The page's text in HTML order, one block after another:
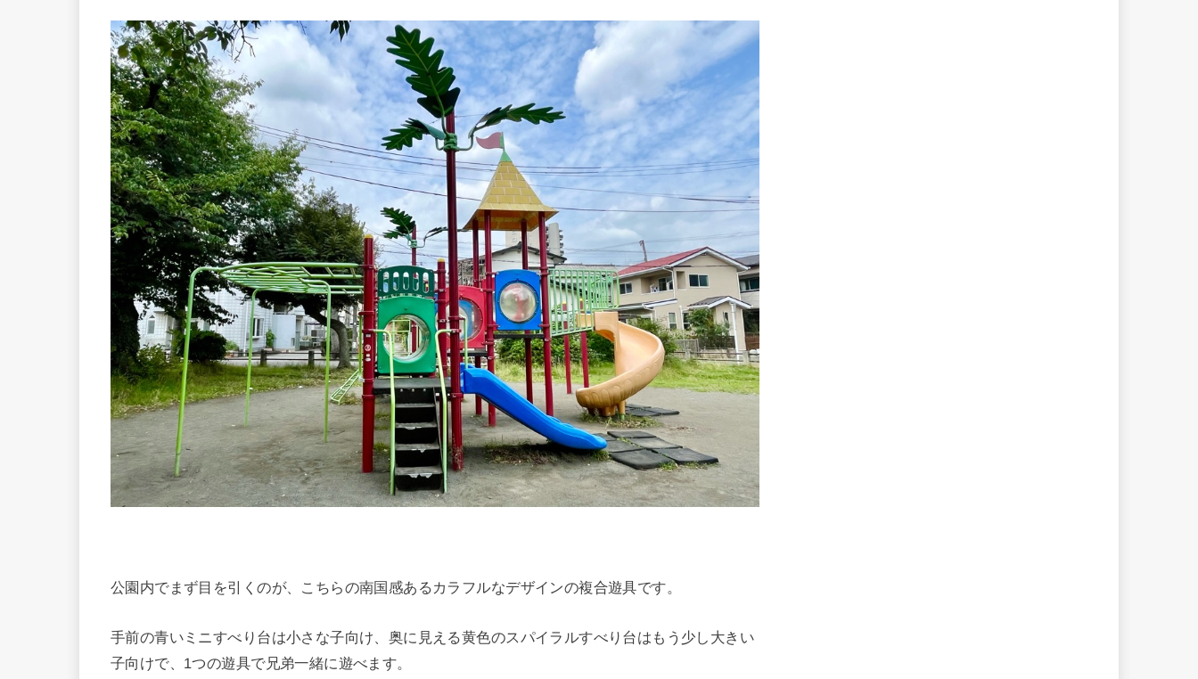
公園内でまず目を引くのが、こちらの南国感あるカラフルなデザインの複合遊具です。
手前の青いミニすべり台は小さな子向け、奥に見える黄色のスパイラルすべり台はもう少し大きい
子向けで、1つの遊具で兄弟一緒に遊べます。